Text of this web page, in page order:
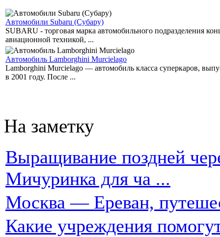
Автомобили Subaru (Субару)
SUBARU - торговая марка автомобильного подразделения
авиационной техникой, ...
Автомобиль Lamborghini Murcielago
Lamborghini Murcielago — автомобиль класса суперкаров,
в 2001 году. После ...
На заметку
Выращивание поздней
Мичуринка для ча ...
Москва — Ереван,
Какие учреждения